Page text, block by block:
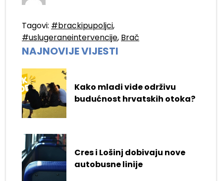
Tagovi: #brackipupoljci,
#uslugeraneintervencije, Brač
NAJNOVIJE VIJESTI
Kako mladi vide održivu
budućnost hrvatskih otoka?
Cres i Lošinj dobivaju nove
autobusne linije